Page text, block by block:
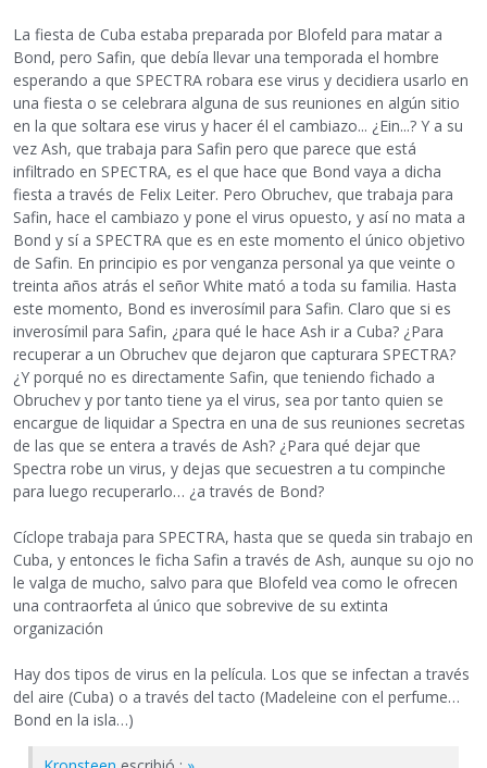
La fiesta de Cuba estaba preparada por Blofeld para matar a
Bond, pero Safin, que debía llevar una temporada el hombre
esperando a que SPECTRA robara ese virus y decidiera usarlo en
una fiesta o se celebrara alguna de sus reuniones en algún sitio
en la que soltara ese virus y hacer él el cambiazo... ¿Ein...? Y a su
vez Ash, que trabaja para Safin pero que parece que está
infiltrado en SPECTRA, es el que hace que Bond vaya a dicha
fiesta a través de Felix Leiter. Pero Obruchev, que trabaja para
Safin, hace el cambiazo y pone el virus opuesto, y así no mata a
Bond y sí a SPECTRA que es en este momento el único objetivo
de Safin. En principio es por venganza personal ya que veinte o
treinta años atrás el señor White mató a toda su familia. Hasta
este momento, Bond es inverosímil para Safin. Claro que si es
inverosímil para Safin, ¿para qué le hace Ash ir a Cuba? ¿Para
recuperar a un Obruchev que dejaron que capturara SPECTRA?
¿Y porqué no es directamente Safin, que teniendo fichado a
Obruchev y por tanto tiene ya el virus, sea por tanto quien se
encargue de liquidar a Spectra en una de sus reuniones secretas
de las que se entera a través de Ash? ¿Para qué dejar que
Spectra robe un virus, y dejas que secuestren a tu compinche
para luego recuperarlo… ¿a través de Bond?
Cíclope trabaja para SPECTRA, hasta que se queda sin trabajo en
Cuba, y entonces le ficha Safin a través de Ash, aunque su ojo no
le valga de mucho, salvo para que Blofeld vea como le ofrecen
una contraorfeta al único que sobrevive de su extinta
organización
Hay dos tipos de virus en la película. Los que se infectan a través
del aire (Cuba) o a través del tacto (Madeleine con el perfume…
Bond en la isla…)